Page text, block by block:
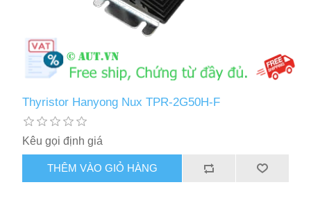
Thyristor Hanyong Nux TPR-2G50H-F
Kêu gọi định giá
THÊM VÀO GIỎ HÀNG